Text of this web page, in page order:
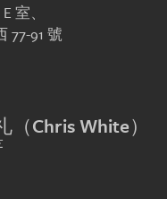
室、
77-91 號
Chris White）